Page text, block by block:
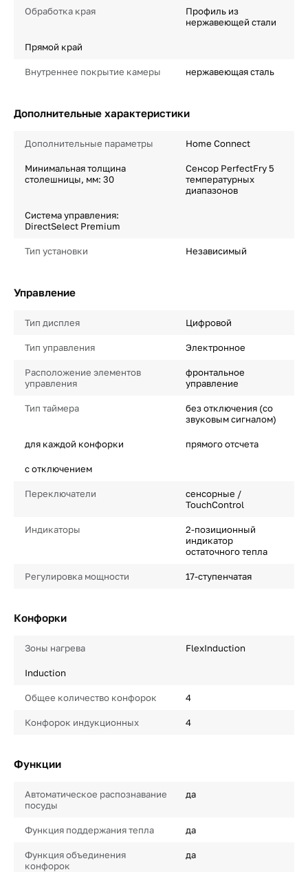
Обработка края
Профиль из
нержавеющей стали
Прямой край
Внутреннее покрытие камеры нержавеющая сталь
Дополнительные характеристики
Дополнительные параметры Home Connect
Минимальная толщина
столешницы, мм: 30
Сенсор PerfectFry 5
температурных
диапазонов
Система управления:
DirectSelect Premium
Тип установки Независимый
Управление
Тип дисплея Цифровой
Тип управления Электронное
Расположение элементов
управления
фронтальное
управление
Тип таймера
без отключения (со
звуковым сигналом)
для каждой конфорки прямого отсчета
с отключением
Переключатели
сенсорные /
TouchControl
Индикаторы
2-позиционный
индикатор
остаточного тепла
Регулировка мощности 17-ступенчатая
Конфорки
Зоны нагрева FlexInduction
Induction
Общее количество конфорок 4
Конфорок индукционных 4
Функции
Автоматическое распознавание
посуды
да
Функция поддержания тепла да
Функция объединения
конфорок
да